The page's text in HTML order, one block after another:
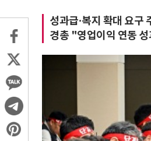
성과급·복지 확대 요구
경총 "영업이익 연동